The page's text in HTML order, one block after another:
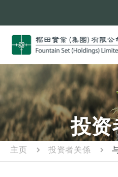
投资
主页 投资者关係